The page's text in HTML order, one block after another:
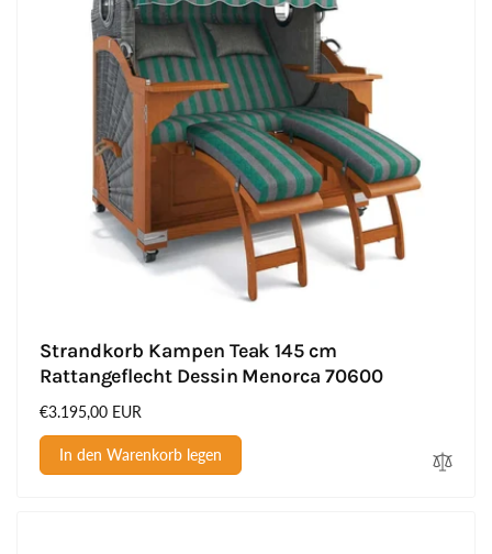
Strandkorb Kampen Teak 145 cm
Rattangeflecht Dessin Menorca 70600
Normaler
Preis
€3.195,00 EUR
In den Warenkorb legen